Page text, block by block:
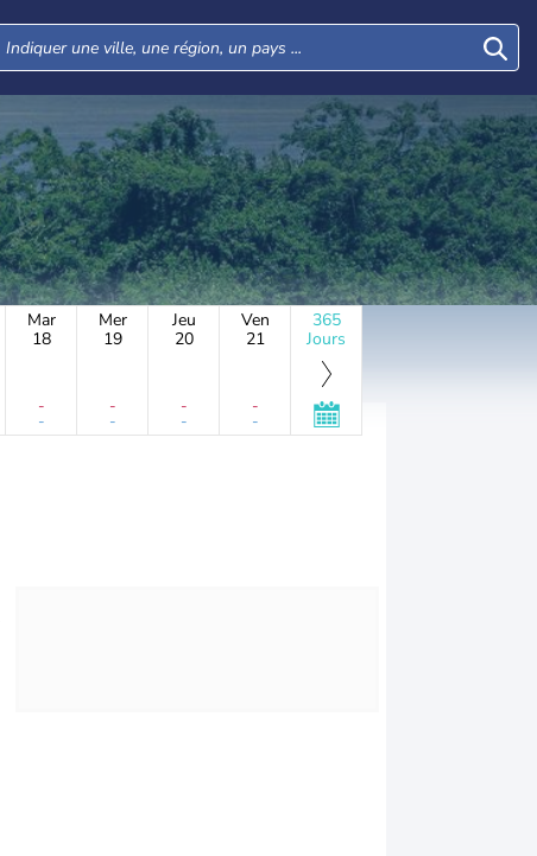
Mar
18
-
-
Mer
19
-
-
Jeu
20
-
-
Ven
21
-
-
365
Jours